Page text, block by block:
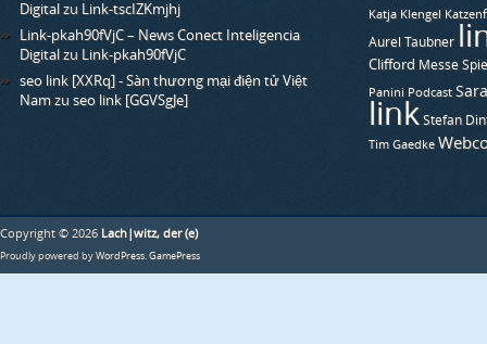
Digital zu Link-tscIZKmjhj
Link-pkah90fVjC – News Conect Inteligencia
Digital zu Link-pkah90fVjC
seo link [XXRq] - Sàn thương mại điện tử Việt
Nam zu seo link [GGVSgJe]
Katja Klengel
Aurel Taubner
Clifford Messe
Panini Podcast
link Stefan
Tim Gaedke
Copyright © 2026 Lach|witz, der (e)
Proudly powered by WordPress. GamePress